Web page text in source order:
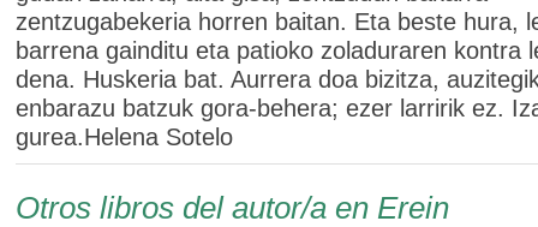
zentzugabekeria horren baitan. Eta beste hura,
barrena gainditu eta patioko zoladuraren kontra
dena. Huskeria bat. Aurrera doa bizitza,
enbarazu batzuk gora-behera; ezer larririk ez.
gurea.Helena Sotelo
Otros libros del autor/a en Erein